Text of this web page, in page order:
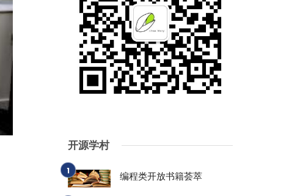
开源学村
编程类开放书籍荟萃